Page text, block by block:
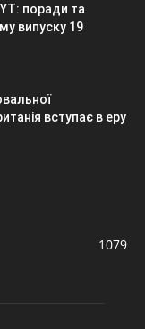
поради та
випуску 19
вступає в еру
1079